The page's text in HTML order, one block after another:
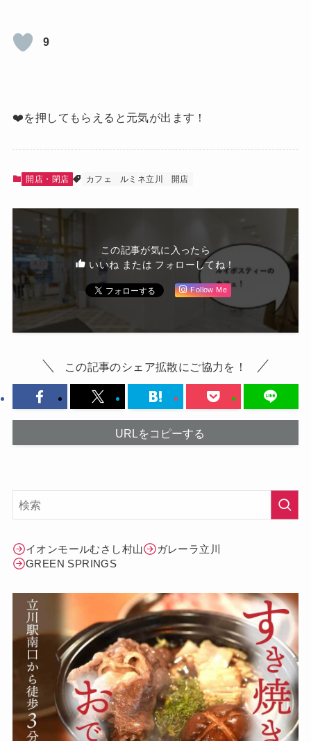
9
❤️を押してもらえると元気が出ます！
開店・閉店 カフェ ルミネ立川 開店
この記事が気に入ったら
いいね または フォローしてね！
Follow Me
この記事のシェア拡散にご協力を！
URLをコピーする
イオンモールむさし村山
ガレーラ立川
GREEN SPRINGS